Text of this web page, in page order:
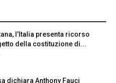
l’Italia presenta ricorso
della costituzione di...
dichiara Anthony Fauci